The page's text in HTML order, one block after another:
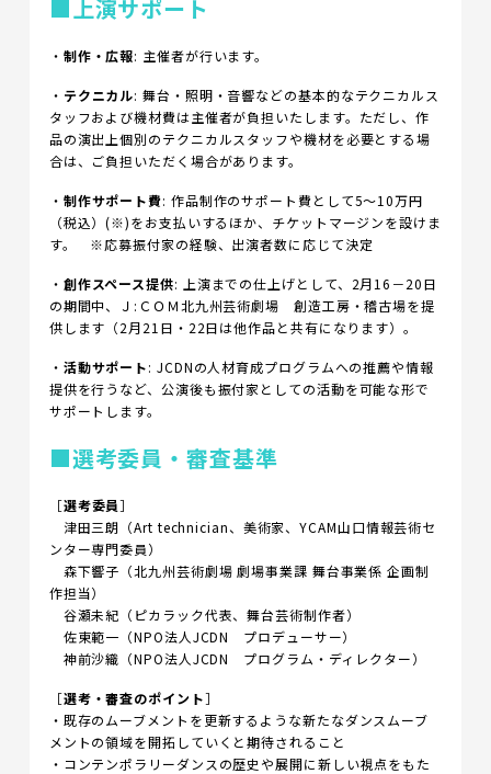
■上演サポート
・ 制作・広報: 主催者が行います。
・ テクニカル: 舞台・照明・音響などの基本的なテクニカルス
タッフおよび機材費は主催者が負担いたします。ただし、作
品の演出上個別のテクニカルスタッフや機材を必要とする場
合は、ご負担いただく場合があります。
・ 制作サポート費: 作品制作のサポート費として5～10万円
（税込）(※)をお支払いするほか、チケットマージンを設けま
す。 ※応募振付家の経験、出演者数に応じて決定
・ 創作スペース提供: 上演までの仕上げとして、2月16－20日
の期間中、Ｊ:ＣＯＭ北九州芸術劇場 創造工房・稽古場を提
供します（2月21日・22日は他作品と共有になります）。
・ 活動サポート: JCDNの人材育成プログラムへの推薦や情報
提供を行うなど、公演後も振付家としての活動を可能な形で
サポートします。
■選考委員・審査基準
［選考委員］
津田三朗（Art technician、美術家、YCAM山口情報芸術セ
ンター専門委員）
森下響子（北九州芸術劇場 劇場事業課 舞台事業係 企画制
作担当）
谷瀬未紀（ピカラック代表、舞台芸術制作者）
佐東範一（NPO法人JCDN プロデューサー）
神前沙織（NPO法人JCDN プログラム・ディレクター）
［選考・審査のポイント］
・既存のムーブメントを更新するような新たなダンスムーブ
メントの領域を開拓していくと期待されること
・コンテンポラリーダンスの歴史や展開に新しい視点をもた